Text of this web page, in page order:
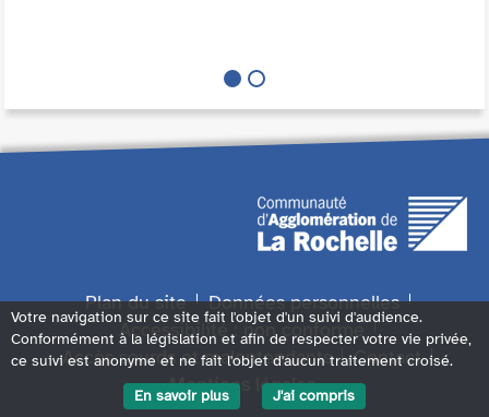
Plan du site
Données personnelles
Accessibilité : non conforme
Accès sourds et malentendants
Contact
Mentions légales
Votre navigation sur ce site fait l'objet d'un suivi d'audience.
Conformément à la législation et afin de respecter votre vie privée,
ce suivi est anonyme et ne fait l'objet d'aucun traitement croisé.
En savoir plus
J'ai compris